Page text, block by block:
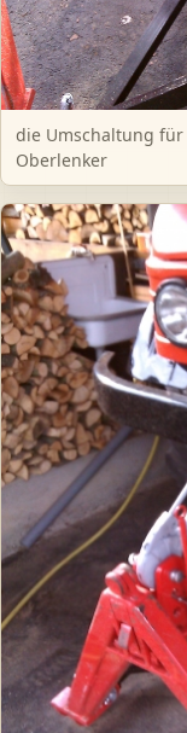
die Umschaltung
Oberlenker